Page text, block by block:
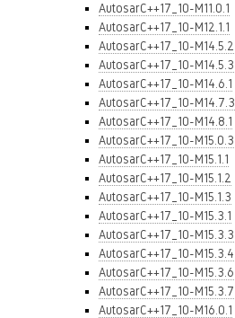
AutosarC++17_10-M11.0.1
AutosarC++17_10-M12.1.1
AutosarC++17_10-M14.5.2
AutosarC++17_10-M14.5.3
AutosarC++17_10-M14.6.1
AutosarC++17_10-M14.7.3
AutosarC++17_10-M14.8.1
AutosarC++17_10-M15.0.3
AutosarC++17_10-M15.1.1
AutosarC++17_10-M15.1.2
AutosarC++17_10-M15.1.3
AutosarC++17_10-M15.3.1
AutosarC++17_10-M15.3.3
AutosarC++17_10-M15.3.4
AutosarC++17_10-M15.3.6
AutosarC++17_10-M15.3.7
AutosarC++17_10-M16.0.1